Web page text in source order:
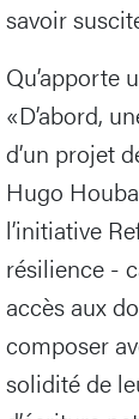
savoir
Qu’apporte
«D’abord,
d’un projet
Hugo
l’initiative
résilience -
accès aux
composer
solidité de